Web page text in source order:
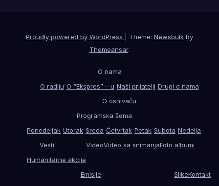
Proudly powered by WordPress Theme: Newsbulk by
Themeansar.
O nama
O radiju O “Ekspres” – u Naši prijatelji Drugi o nama
O osnivaču
Programska šema
Ponedeljak Utorak Sreda Četvrtak Petak Subota Nedelja
Vesti
Humanitarne akcije
VideoVideo sa snimanjaFoto albumi
Emisije
SlikeKontakt